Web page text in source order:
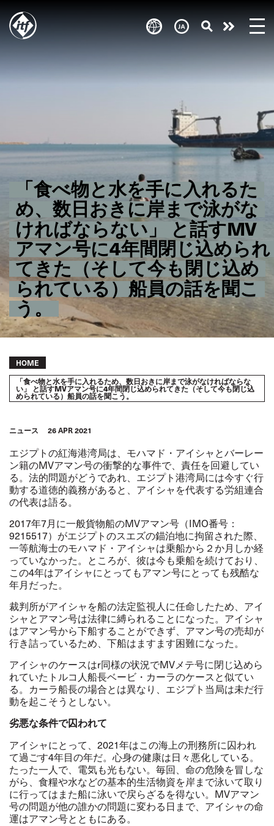
main
「食べ物と水を手に入れるた
め、数日おきに岸まで泳がな
ければならない」 と話すMV
アマン号に4年間閉じ込められ
てきた（そして今も閉じ込め
られている）船員の話を聞こ
う。
Take
action
Breadcrumb
HOME
「食べ物と水を手に入れるため、数日おきに岸まで泳がなければならな
い」 と話すMVアマン号に4年間閉じ込められてきた（そして今も閉じ込
められている）船員の話を聞こう。
ニュース 26 APR 2021
エジプトの紅海港湾局は、モハマド・アイシャとバーレー
ン籍のMVアマン号の衝撃的な事件で、責任を回避してい
る。法的問題がどうであれ、エジプト港湾局には今すぐ行
動する道徳的義務があると、アイシャを代表する労組連合
の代表は語る。
2017年7月に一般貨物船のMVアマン号（IMO番号：
9215517）がエジプトのスエズの錨泊地に拘留された際、
一等航海士のモハマド・アイシャは乗船から２か月しか経
っていなかった。ところが、彼は今も乗船を続けており、
この4年はアイシャにとってもアマン号にとっても残酷な
年月だった。
裁判所がアイシャを船の法定監視人に任命したため、アイ
シャとアマン号は法律に縛られることになった。アイシャ
はアマン号から下船することができず、アマン号の売却が
行き詰っているため、下船はますます困難になった。
アイシャのケースはr同様の状況でMVメテ号に閉じ込めら
れていた トルコ人船長ベービ・カーラのケースと似てい
る。カーラ船長の場合とは異なり、エジプト当局は未だ行
動を起こそうとしない。
劣悪な条件で囚われて
アイシャにとって、 2021年はこの海上の刑務所に囚われ
て過ごす4年目の年だ。心身の健康は日々悪化している。
たった一人で、電気も光もない。毎回、命の危険を冒しな
がら、食糧や水などの基本的生活物資を岸まで泳いて取り
に行ってはまた船に泳いで戻らざるを得ない。 MVアマン
号の問題が他の誰かの問題に変わる日まで、アイシャの命
運はアマン号とともにある。